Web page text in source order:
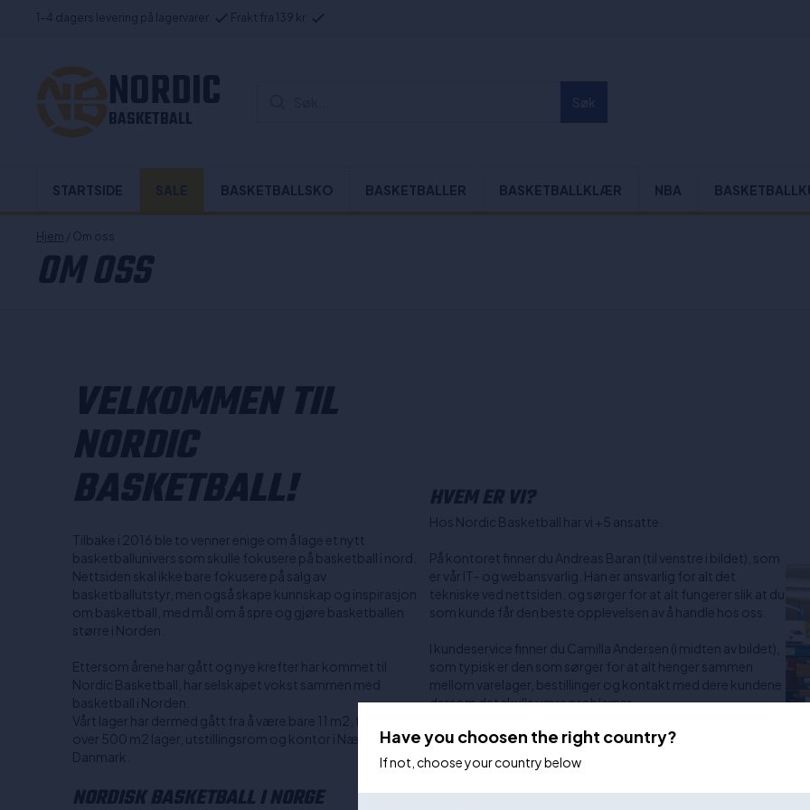
1-4 dagers levering på lagervarer Frakt fra 139 kr
NORDIC
BASKETBALL
STARTSIDE BASKETBALLSKO BASKETBALLER BASKETBALLKLÆR NBA
Hjem / Om oss
OM OSS
VELKOMMEN TIL
NORDIC
BASKETBALL!
Tilbake i 2016 ble to venner enige om å lage et nytt
basketballunivers som skulle fokusere på basketball i nord.
Nettsiden skal ikke bare fokusere på salg av
basketballutstyr, men også skape kunnskap og inspirasjon
om basketball, med mål om å spre og gjøre basketballen
større i Norden.
Ettersom årene har gått og nye krefter har kommet til
Nordic Basketball, har selskapet vokst sammen med
basketball i Norden.
Vårt lager har dermed gått fra å være bare 11 m2, til nå å ha
over 500 m2 lager, utstillingsrom og kontor i Næstved,
Danmark.
NORDISK BASKETBALL I NORGE
HVEM ER VI?
Hos Nordic Basketball har vi +5 ansatte.
På kontoret finner du Andreas Baran (til venstre i bildet), som
er vår IT- og webansvarlig. Han er ansvarlig for alt det
tekniske ved nettsiden, og sørger for at alt fungerer slik at du
som kunde får den beste opplevelsen av å handle hos oss.
I kundeservice finner du Camilla Andersen (i midten av bildet),
som typisk er den som sørger for at alt henger sammen
mellom varelager, bestillinger og kontakt med dere kundene
dersom det skulle være problemer.
Casper Pedersen (Til høyre i bildet) er vår regissør. Casper er
ansvarlig for alle innkjøp, markedsføring og klubbavtaler.
Casper er også personen du bør kontakte dersom du
trenger hjelp til å velge riktig produkt, da han kan alt om
Have you choosen the right country?
If not, choose your country below